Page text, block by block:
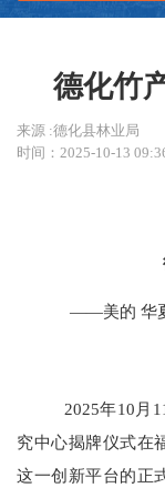
德化竹
来源 :德化县林业局
时间：2025-10-13
——美的 华
2025年10月
究中心揭牌仪式在
这一创新平台的正